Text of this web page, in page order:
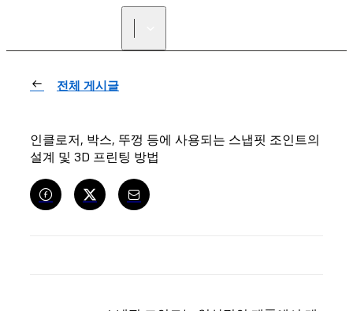
전체 게시글
인클로저, 박스, 뚜껑 등에 사용되는 스냅핏 조인트의
설계 및 3D 프린팅 방법